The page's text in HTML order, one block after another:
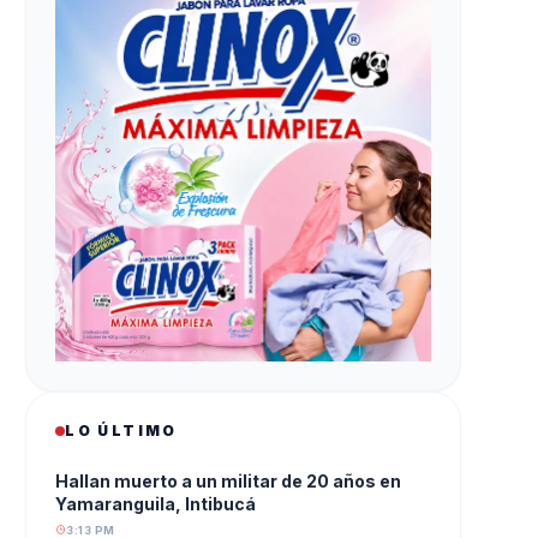
LO ÚLTIMO
Hallan muerto a un militar de 20 años en
Yamaranguila, Intibucá
3:13 PM